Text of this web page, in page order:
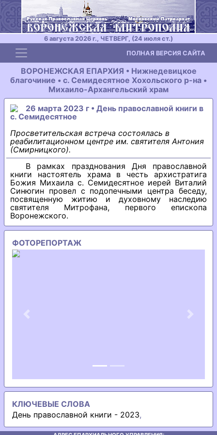
6 августа 2026 г., ЧЕТВЕРГ, (24 июля ст.)
Toggle navigation ПОЛНАЯ ВЕРСИЯ САЙТА
ВОРОНЕЖСКАЯ ЕПАРХИЯ • Нижнедевицкое
благочиние • с. Семидесятное Хохольского р-на •
Михаило-Архангельский храм
26 марта 2023 г • День православной книги в
с. Семидесятное
Просветительская встреча состоялась в
реабилитационном центре им. святителя Антония
(Смирницкого).
В рамках празднования Дня православной
книги настоятель храма в честь архистратига
Божия Михаила с. Семидесятное иерей Виталий
Синюгин провел с подопечными центра беседу,
посвященную житию и духовному наследию
святителя Митрофана, первого епископа
Воронежского.
ФОТОРЕПОРТАЖ
Previous Next
КЛЮЧЕВЫЕ СЛОВА
День православной книги - 2023,